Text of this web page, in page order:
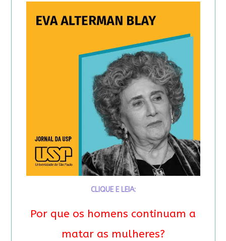
CLIQUE E LEIA:
Por que os homens continuam a
matar as mulheres?